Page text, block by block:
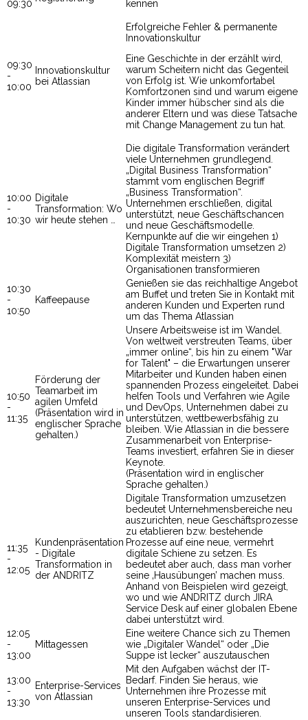
09:30
kennen
09:30
-
10:00
Innovationskultur
bei Atlassian
Erfolgreiche Fehler & permanente
Innovationskultur
Eine Geschichte in der erzählt wird,
warum Scheitern nicht das Gegenteil
von Erfolg ist. Wie unkomfortabel
Komfortzonen sind und warum eigene
Kinder immer hübscher sind als die
anderer Eltern und was diese Tatsache
mit Change Management zu tun hat.
10:00
-
10:30
Digitale
Transformation: Wo
wir heute stehen …
Die digitale Transformation verändert
viele Unternehmen grundlegend.
„Digital Business Transformation“
stammt vom englischen Begriff
„Business Transformation“.
Unternehmen erschließen, digital
unterstützt, neue Geschäftschancen
und neue Geschäftsmodelle.
Kernpunkte auf die wir eingehen 1)
Digitale Transformation umsetzen 2)
Komplexität meistern 3)
Organisationen transformieren
10:30
-
10:50
Kaffeepause
Genießen sie das reichhaltige Angebot
am Buffet und treten Sie in Kontakt mit
anderen Kunden und Experten rund
um das Thema Atlassian
10:50
-
11:35
Förderung der
Teamarbeit im
agilen Umfeld
(Präsentation wird in
englischer Sprache
gehalten.)
Unsere Arbeitsweise ist im Wandel.
Von weltweit verstreuten Teams, über
„immer online“, bis hin zu einem "War
for Talent" – die Erwartungen unserer
Mitarbeiter und Kunden haben einen
spannenden Prozess eingeleitet. Dabei
helfen Tools und Verfahren wie Agile
und DevOps, Unternehmen dabei zu
unterstützen, wettbewerbsfähig zu
bleiben. Wie Atlassian in die bessere
Zusammenarbeit von Enterprise-
Teams investiert, erfahren Sie in dieser
Keynote.
(Präsentation wird in englischer
Sprache gehalten.)
11:35
-
12:05
Kundenpräsentation
- Digitale
Transformation in
der ANDRITZ
Digitale Transformation umzusetzen
bedeutet Unternehmensbereiche neu
auszurichten, neue Geschäftsprozesse
zu etablieren bzw. bestehende
Prozesse auf eine neue, vermehrt
digitale Schiene zu setzen. Es
bedeutet aber auch, dass man vorher
seine ‚Hausübungen’ machen muss.
Anhand von Beispielen wird gezeigt,
wo und wie ANDRITZ durch JIRA
Service Desk auf einer globalen Ebene
dabei unterstützt wird.
12:05
-
13:00
Mittagessen
Eine weitere Chance sich zu Themen
wie „Digitaler Wandel“ oder „Die
Suppe ist lecker“ auszutauschen
13:00
-
13:30
Enterprise-Services
von Atlassian
Mit den Aufgaben wächst der IT-
Bedarf. Finden Sie heraus, wie
Unternehmen ihre Prozesse mit
unseren Enterprise-Services und
unseren Tools standardisieren.